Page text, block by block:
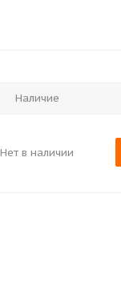
Наличие
Нет в наличии